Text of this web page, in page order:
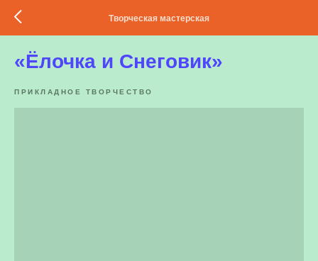
Творческая мастерская
«Ёлочка и Снеговик»
ПРИКЛАДНОЕ ТВОРЧЕСТВО